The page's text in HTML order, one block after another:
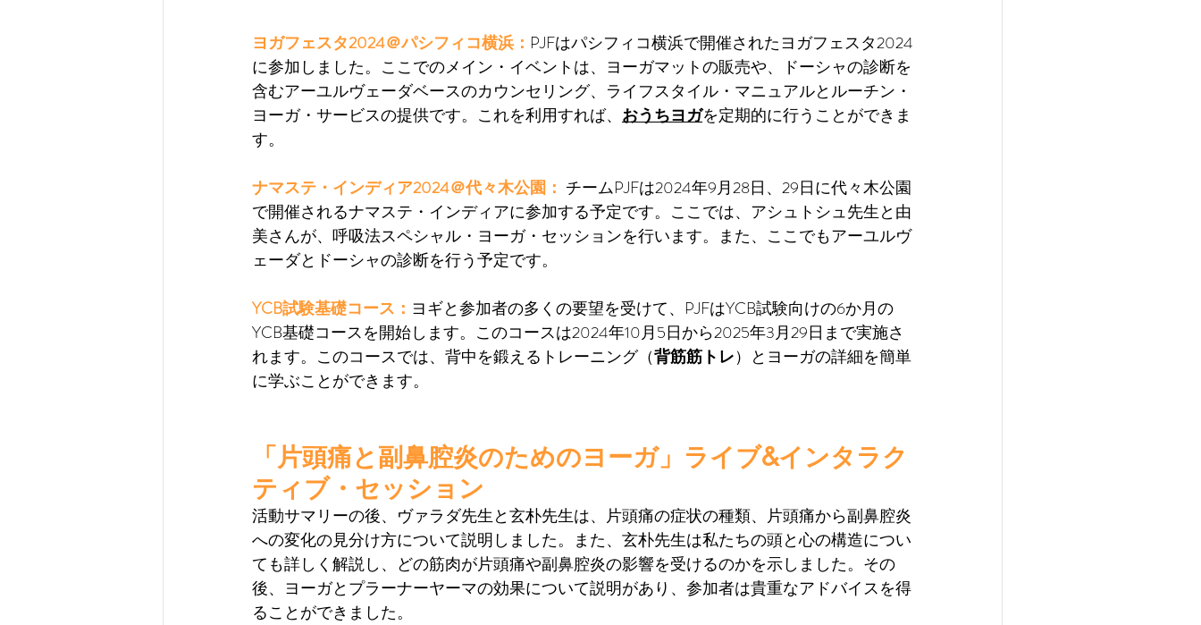
ヨガフェスタ2024＠パシフィコ横浜： PJFはパシフィコ横浜で開催されたヨガフェスタ2024
に参加しました。ここでのメイン・イベントは、ヨーガマットの販売や、ドーシャの診断を
含むアーユルヴェーダベースのカウンセリング、ライフスタイル・マニュアルとルーチン・
ヨーガ・サービスの提供です。これを利用すれば、 おうちヨガを定期的に行うことができま
す。
ナマステ・インディア2024＠代々木公園： チームPJFは2024年9月28日、29日に代々木公園
で開催されるナマステ・インディアに参加する予定です。ここでは、アシュトシュ先生と由
美さんが、呼吸法スペシャル・ヨーガ・セッションを行います。また、ここでもアーユルヴ
ェーダとドーシャの診断を行う予定です。
YCB試験基礎コース： ヨギと参加者の多くの要望を受けて、PJFはYCB試験向けの6か月の
YCB基礎コースを開始します。このコースは2024年10月5日から2025年3月29日まで実施さ
れます。このコースでは、背中を鍛えるトレーニング（背筋筋トレ）とヨーガの詳細を簡単
に学ぶことができます。
「片頭痛と副鼻腔炎のためのヨーガ」ライブ&インタラク
ティブ・セッション
活動サマリーの後、ヴァラダ先生と玄朴先生は、片頭痛の症状の種類、片頭痛から副鼻腔炎
への変化の見分け方について説明しました。また、玄朴先生は私たちの頭と心の構造につい
ても詳しく解説し、どの筋肉が片頭痛や副鼻腔炎の影響を受けるのかを示しました。その
後、ヨーガとプラーナーヤーマの効果について説明があり、参加者は貴重なアドバイスを得
ることができました。